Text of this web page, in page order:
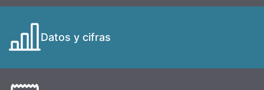
Datos y cifras